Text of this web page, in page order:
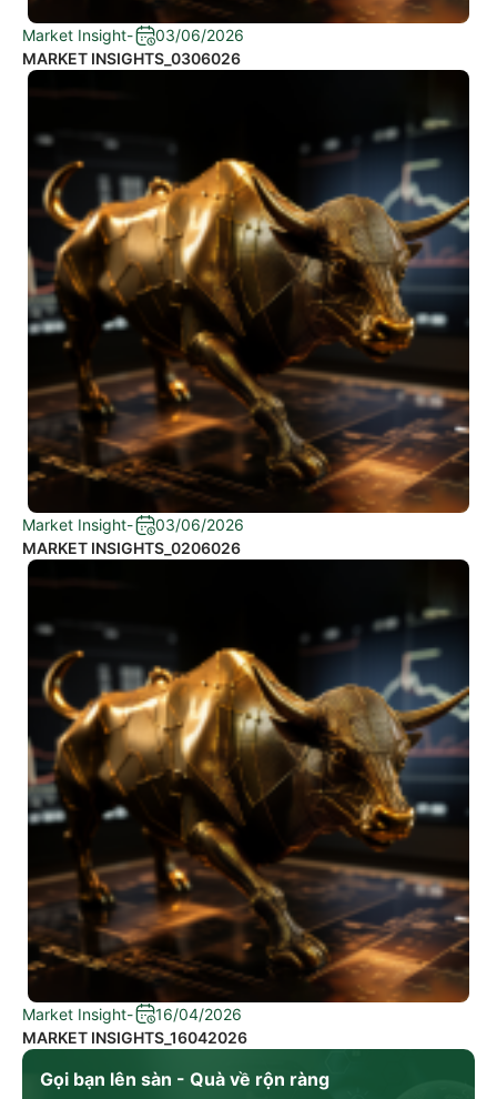
Gọi bạn lên sàn - Quà về rộn ràng
Market Insight-
03/06/2026
MARKET INSIGHTS_0306026
Market Insight-
03/06/2026
MARKET INSIGHTS_0206026
Market Insight-
16/04/2026
MARKET INSIGHTS_16042026